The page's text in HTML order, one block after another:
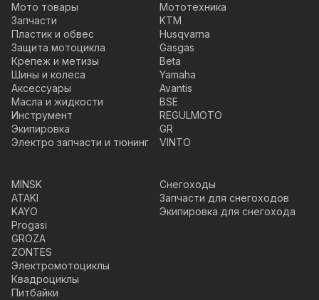
Мото товары
Запчасти
Пластик и обвес
Защита мотоцикла
Крепеж и метизы
Шины и колеса
Аксессуары
Масла и жидкости
Инструмент
Экипировка
Электро запчасти и тюнинг
Мототехника
KTM
Husqvarna
Gasgas
Beta
Yamaha
Avantis
BSE
REGULMOTO
GR
VINTO
MINSK
ATAKI
KAYO
Progasi
GROZA
ZONTES
Электромотоциклы
Квадроциклы
Питбайки
Снегоходы
Запчасти для снегоходов
Экипировка для снегохода